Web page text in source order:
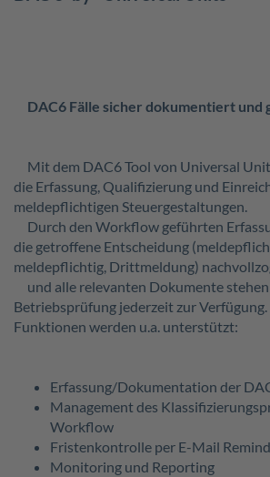
DAC6 Fälle sicher dokumentiert und
Mit dem DAC6 Tool von Universal
die Erfassung, Qualifizierung und
meldepflichtigen Steuergestaltungen.
Durch den Workflow geführten
die getroffene Entscheidung
meldepflichtig, Drittmeldung)
und alle relevanten Dokumente stehen
Betriebsprüfung jederzeit zur
Funktionen werden u.a. unterstützt:
Erfassung/Dokumentation der
Management des
Workflow
Fristenkontrolle per E-Mail
Monitoring und Reporting